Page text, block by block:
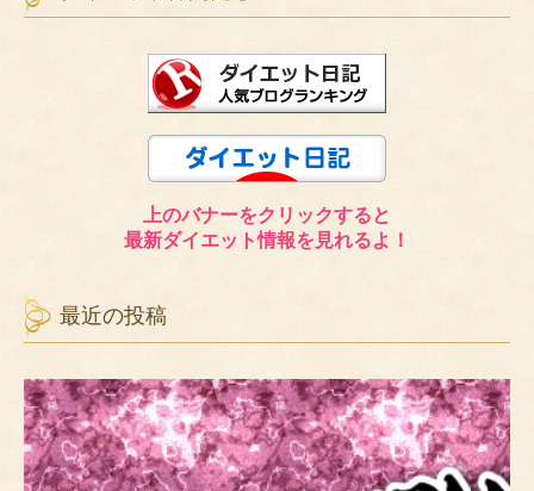
上のバナーをクリックすると
最新ダイエット情報を見れるよ！
最近の投稿